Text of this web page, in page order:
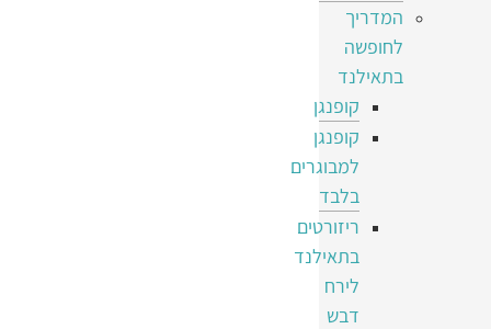
המדריך
לחופשה
בתאילנד
קופנגן
קופנגן
למבוגרים
בלבד
ריזורטים
בתאילנד
לירח
דבש